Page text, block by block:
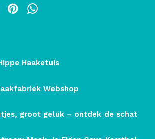
Haaketuis
Webshop
groot geluk – ontdek de schatten